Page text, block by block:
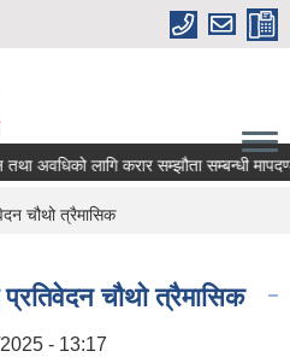
अवधिको लागि करार सम्झौता सम्बन्धी
चौथो त्रैमासिक
प्रतिवेदन चौथो त्रैमासिक
- 13:17